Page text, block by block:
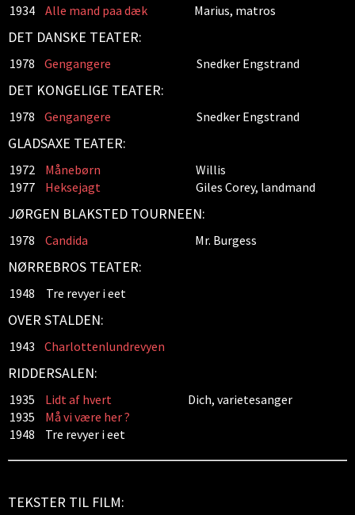
1934 Alle mand paa dæk Marius, matros
DET DANSKE TEATER:
1978 Gengangere Snedker Engstrand
DET KONGELIGE TEATER:
1978 Gengangere Snedker Engstrand
GLADSAXE TEATER:
1972 Månebørn
Willis
1977
Heksejagt Giles Corey, landmand
JØRGEN BLAKSTED TOURNEEN:
1978 Candida Mr. Burgess
NØRREBROS TEATER:
1948 Tre revyer i eet
OVER STALDEN:
1943 Charlottenlundrevyen
RIDDERSALEN:
1935 Lidt af hvert
Dich, varietesanger
1935
Må vi være her ?
1948
Tre revyer i eet
TEKSTER TIL FILM: